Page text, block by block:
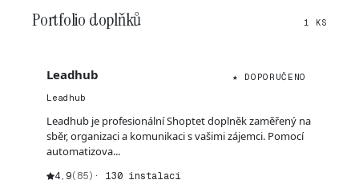
Portfolio doplňků 1 KS
Leadhub
★ DOPORUČENO
Leadhub
Leadhub je profesionální Shoptet doplněk zaměřený na
sběr, organizaci a komunikaci s vašimi zájemci. Pomocí
automatizova...
4,9(85) · 130 instalací